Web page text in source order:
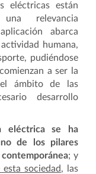
eléctricas están
relevancia
abarca
humana,
pudiéndose
a ser la
ámbito de las
desarrollo
eléctrica se ha
de los pilares
; y
esta sociedad, las